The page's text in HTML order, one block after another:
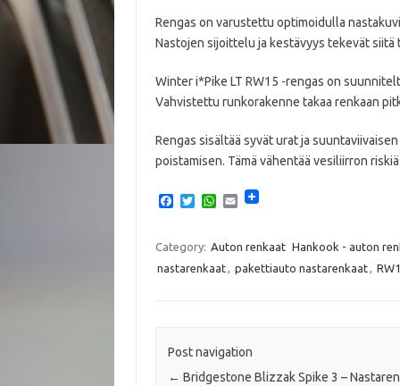
Rengas on varustettu optimoidulla
Nastojen sijoittelu ja kestävyys tekevät
Winter i*Pike LT RW15 -rengas on
Vahvistettu runkorakenne takaa renkaan
Rengas sisältää syvät urat ja
poistamisen. Tämä vähentää vesiliirron
F
e
b
o
T
t
t
e
W
t
A
E
i
Category: Auton renkaat Hankook - auton
nastarenkaat, pakettiauto nastarenkaat,
Post navigation
← Bridgestone Blizzak Spike 3 –